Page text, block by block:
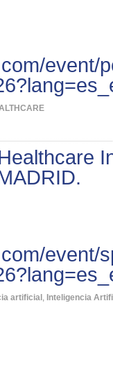
event/
event/
artificial , Inteligencia